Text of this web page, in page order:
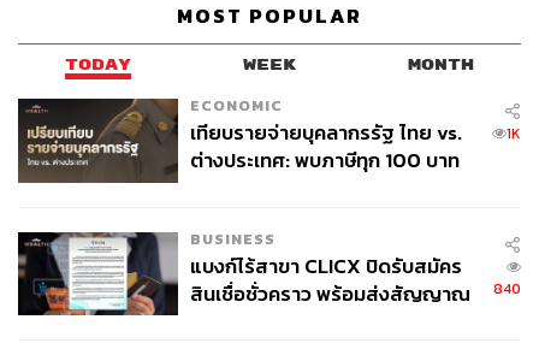
MOST POPULAR
TODAY WEEK MONTH
ECONOMIC
เทียบรายจ่ายบุคลากรรัฐ ไทย vs.
ต่างประเทศ: พบภาษีทุก 100 บาท
1K
BUSINESS
แบงก์ไร้สาขา CLICX ปิดรับสมัคร
สินเชื่อชั่วคราว พร้อมส่งสัญญาณ
840